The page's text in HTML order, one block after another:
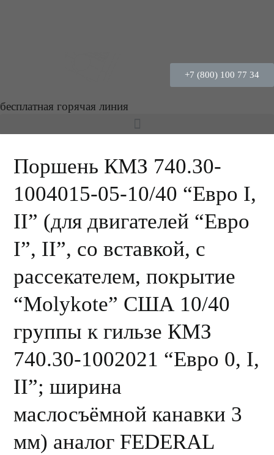
+7 (800) 100 77 34
бесплатная горячая линия
Поршень КМЗ 740.30-
1004015-05-10/40 “Евро I,
II” (для двигателей “Евро
I”, II”, со вставкой, с
рассекателем, покрытие
“Molykote” США 10/40
группы к гильзе КМЗ
740.30-1002021 “Евро 0, I,
II”; ширина
маслосъёмной канавки 3
мм) аналог FEDERAL